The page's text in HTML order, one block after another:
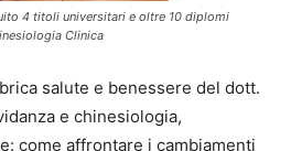
4 titoli universitari e oltre 10 diplomi
Clinica
salute e benessere del dott.
e chinesiologia,
come affrontare i cambiamenti